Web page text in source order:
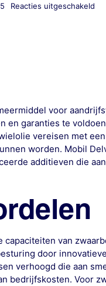
Reacties uitgeschakeldvoor
voor
en garanties te
vereisen met
worden. Mobil
additieven die
van
door
verhoogd die aan
bedrijfskosten. Voor